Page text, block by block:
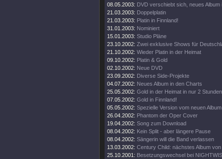
08.05.2003: DVD verschiebt sich, neues Album
21.03.2003: Doppelplatin
21.03.2003: Platin in Finnland!
31.01.2003: Nominiert
15.01.2003: Studio Pläne
23.10.2002: Zwei exklusive Shows für
21.10.2002: Wieder Platin in der Heimat
09.10.2002: Platin & Gold
02.10.2002: Neue DVD
23.09.2002: Diverse Side-Projekte
04.07.2002: Neues Album in den Charts
25.05.2002: Gold in der Heimat in nur 2 Stunden
07.05.2002: Gold in Finnland!
05.05.2002: Spezielle Version vom neuen Album
26.04.2002: Phantom der Oper Cover
19.04.2002: Song zum Download
08.04.2002: Kein Split - aber längere Pause
08.04.2002: Sängerin will die Band verlassen
13.03.2002: Century Child: nächstes Album
25.10.2001: Besetzungswechsel bei